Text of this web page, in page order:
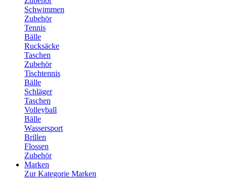
Schwimmen
Zubehör
Tennis
Bälle
Rucksäcke
Taschen
Zubehör
Tischtennis
Bälle
Schläger
Taschen
Volleyball
Bälle
Wassersport
Brillen
Flossen
Zubehör
Marken
Zur Kategorie Marken